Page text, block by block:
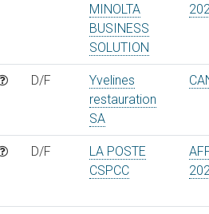
MINOLTA
BUSINESS
SOLUTION
D/F
Yvelines
restauration
SA
D/F
LA POSTE
CSPCC